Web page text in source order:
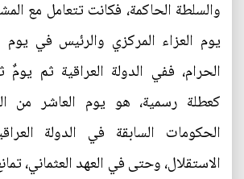
والسلطة الحاكمة، فكانت تتعامل مع
يوم العزاء المركزي والرئيس في
الحرام، ففي الدولة العراقية ثم
كعطلة رسمية، هو يوم العاشر من
الحكومات السابقة في الدولة
الاستقلال، وحتى في العهد العثماني،